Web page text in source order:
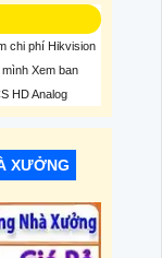
chi phí Hikvision
Xem ban
HD Analog
XƯỞNG